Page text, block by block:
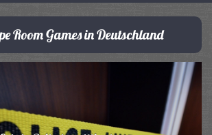
Room Games in Deutschland